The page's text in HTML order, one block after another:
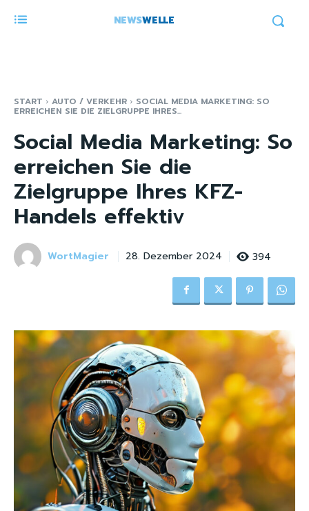
NEWSWELLE
START AUTO / VERKEHR SOCIAL MEDIA MARKETING: SO
ERREICHEN SIE DIE ZIELGRUPPE IHRES...
Social Media Marketing: So
erreichen Sie die
Zielgruppe Ihres KFZ-
Handels effektiv
WortMagier 28. Dezember 2024 394